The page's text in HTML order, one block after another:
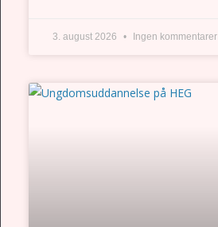
3. august 2026 Ingen kommentarer